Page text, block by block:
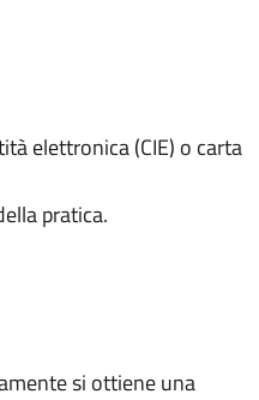
elettronica (CIE) o carta
pratica.
si ottiene una